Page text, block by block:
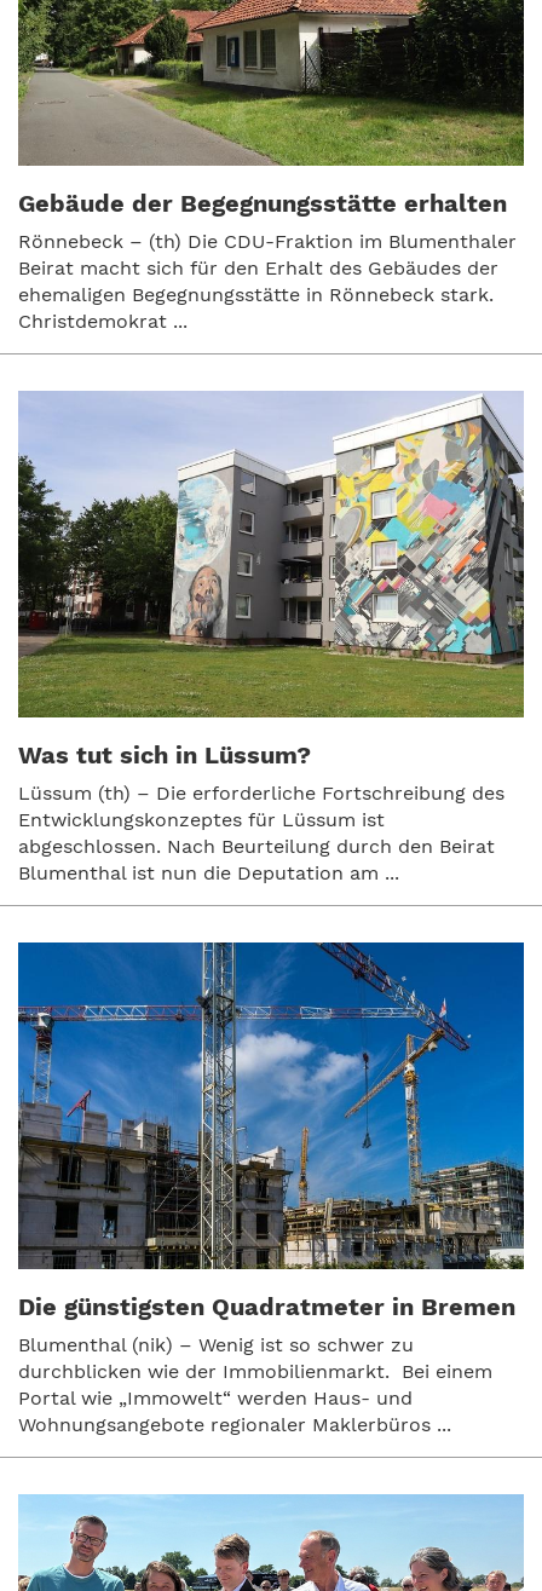
Gebäude der Begegnungsstätte erhalten
Rönnebeck – (th) Die CDU-Fraktion im Blumenthaler
Beirat macht sich für den Erhalt des Gebäudes der
ehemaligen Begegnungsstätte in Rönnebeck stark.
Christdemokrat ...
Was tut sich in Lüssum?
Lüssum (th) – Die erforderliche Fortschreibung des
Entwicklungskonzeptes für Lüssum ist
abgeschlossen. Nach Beurteilung durch den Beirat
Blumenthal ist nun die Deputation am ...
Die günstigsten Quadratmeter in Bremen
Blumenthal (nik) – Wenig ist so schwer zu
durchblicken wie der Immobilienmarkt. Bei einem
Portal wie „Immowelt“ werden Haus- und
Wohnungsangebote regionaler Maklerbüros ...